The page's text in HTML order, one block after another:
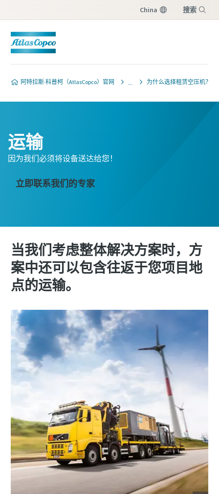
China 搜索
阿特拉斯·科普柯（AtlasCopco）官网 为什么选择租赁空压机？
运输
因为我们必须将设备送达给您！
立即联系我们的专家
当我们考虑整体解决方案时，方
案中还可以包含往返于您项目地
点的运输。